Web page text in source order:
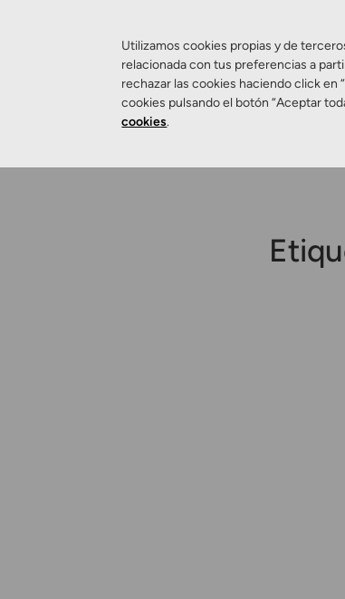
Salud
Utilizamos cookies propias y de
relacionada con tus preferencias a
rechazar las cookies haciendo click en
cookies pulsando el botón “Aceptar
cookies.